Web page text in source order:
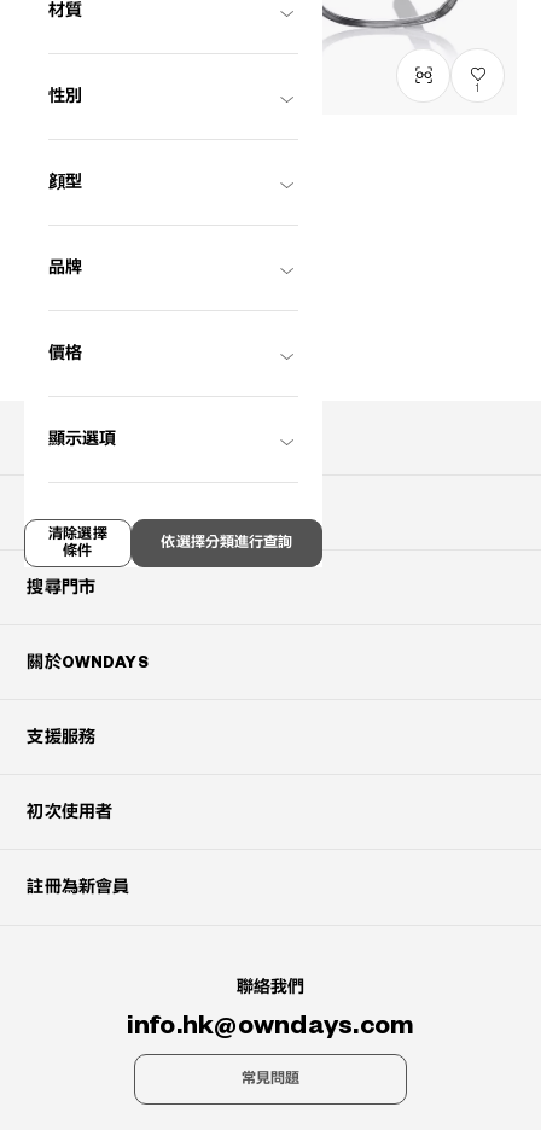
材質
性別
顔型
品牌
價格
顯示選項
依選擇分類進行查詢
清除選擇
條件
1
John Dillinger
搜尋商品
搜尋門市
關於OWNDAYS
支援服務
初次使用者
註冊為新會員
聯絡我們
info.hk@owndays.com
常見問題